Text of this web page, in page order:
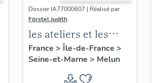
Dossier IA77000607 | Réalisé par
Förstel Judith
les ateliers et les
usines de Melun
France > Île-de-France >
Seine-et-Marne > Melun